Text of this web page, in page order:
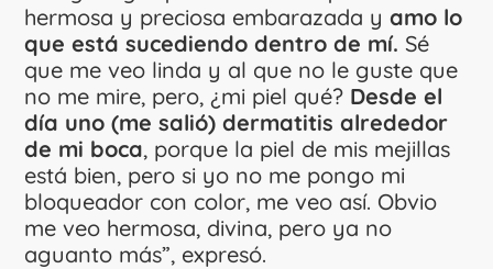
hermosa y preciosa embarazada yamo lo
que está sucediendo dentro de mí.Sé
que me veo linda y al que no le guste que
no me mire, pero, ¿mi piel qué? Desde el
día uno (me salió) dermatitis alrededor
de mi boca, porque la piel de mis mejillas
está bien, pero si yo no me pongo mi
bloqueador con color, me veo así. Obvio
me veo hermosa, divina, pero ya no
aguanto más”, expresó.